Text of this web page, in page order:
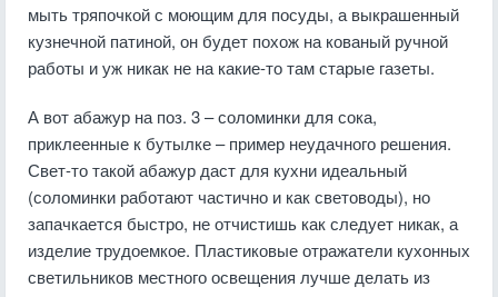
мыть тряпочкой с моющим для посуды, а выкрашенный
кузнечной патиной, он будет похож на кованый ручной
работы и уж никак не на какие-то там старые газеты.
А вот абажур на поз. 3 – соломинки для сока,
приклеенные к бутылке – пример неудачного решения.
Свет-то такой абажур даст для кухни идеальный
(соломинки работают частично и как световоды), но
запачкается быстро, не отчистишь как следует никак, а
изделие трудоемкое. Пластиковые отражатели кухонных
светильников местного освещения лучше делать из